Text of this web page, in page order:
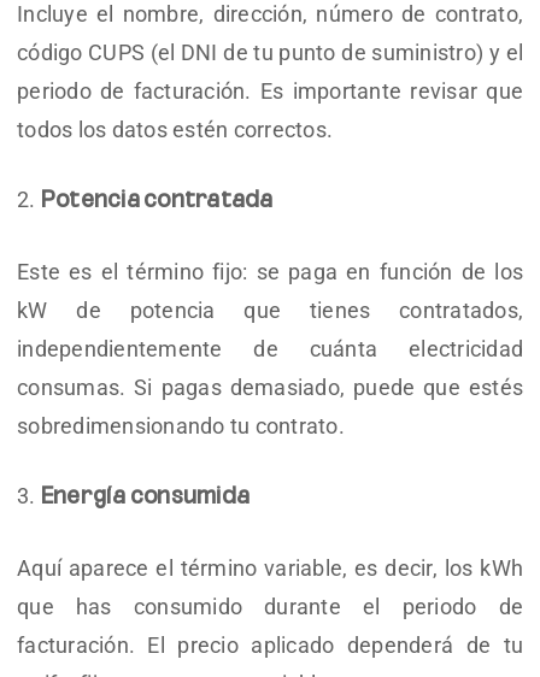
Incluye el nombre, dirección, número de contrato,
código CUPS (el DNI de tu punto de suministro) y el
periodo de facturación. Es importante revisar que
todos los datos estén correctos.
Potencia contratada
Este es el término fijo: se paga en función de los
kW de potencia que tienes contratados,
independientemente de cuánta electricidad
consumas. Si pagas demasiado, puede que estés
sobredimensionando tu contrato.
Energía consumida
Aquí aparece el término variable, es decir, los kWh
que has consumido durante el periodo de
facturación. El precio aplicado dependerá de tu